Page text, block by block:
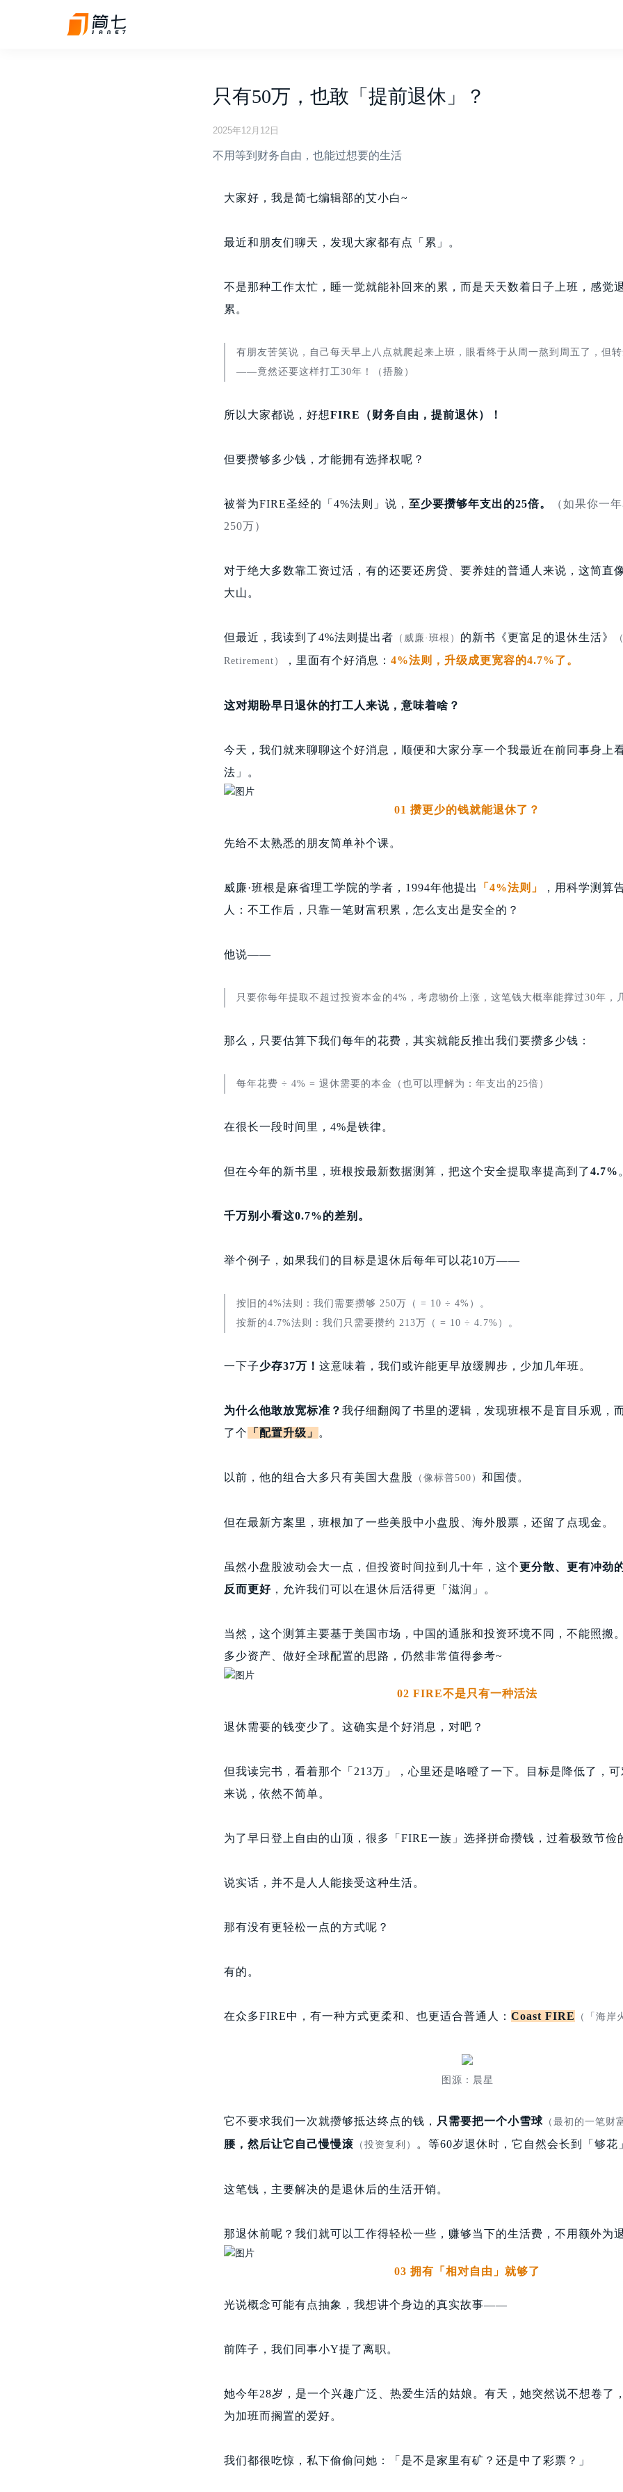
只有50万，也敢「提前退休」？
2025年12月12日
不用等到财务自由，也能过想要的生活
大家好，我是简七编辑部的艾小白~
最近和朋友们聊天，发现大家都有点「累」。
不是那种工作太忙，睡一觉就能补回来的累，而是天天数着日子上班，感觉
累。
有朋友苦笑说，自己每天早上八点就爬起来上班，眼看终于从周一熬到周五了，但
——竟然还要这样打工30年！（捂脸）
所以大家都说，好想FIRE（财务自由，提前退休）！
但要攒够多少钱，才能拥有选择权呢？
被誉为FIRE圣经的「4%法则」说， 至少要攒够年支出的25倍。
（如果你一
250万）
对于绝大多数靠工资过活，有的还要还房贷、要养娃的普通人来说，这简直
大山。
但最近，我读到了4%法则提出者 （ 威廉·班根 ） 的新书《更富足的退休生活》
Retirement） ，里面有个好消息： 4%法则，升级成更宽容的4.7%了。
这对期盼早日退休的打工人来说，意味着啥？
今天，我们就来聊聊这个好消息，顺便和大家分享一个我最近在前同事身上
法」。
01 攒更少的钱就能退休了？
先给不太熟悉的朋友简单补个课。
威廉·班根是麻省理工学院的学者，1994年他提出 「4%法则」
，用科学测算
人：不工作后，只靠一笔财富积累，怎么支出是安全的？
他说——
只要你每年提取不超过投资本金的4%，考虑物价上涨，这笔钱大概率能撑过30年，
那么，只要估算下我们每年的花费，其实就能反推出我们要攒多少钱：
每年花费 ÷ 4% = 退休需要的本金（也可以理解为：年支出的25倍）
在很长一段时间里，4%是铁律。
但在今年的新书里，班根按最新数据测算，把这个安全提取率提高到了4.7%
千万别小看这0.7%的差别。
举个例子，如果我们的目标是退休后每年可以花10万——
按旧的4%法则：我们需要攒够 250万（ = 10 ÷ 4%）。
按新的4.7%法则：我们只需要攒约 213万（ = 10 ÷ 4.7%）。
一下子少存37万！ 这意味着，我们或许能更早放缓脚步，少加几年班。
为什么他敢放宽标准？ 我仔细翻阅了书里的逻辑，发现班根不是盲目乐观，
了个
「配置升级」 。
以前，他的组合大多只有美国大盘股 （像标普500） 和国债。
但在最新方案里，班根加了一些美股中小盘股、海外股票，还留了点现金。
虽然小盘股波动会大一点，但投资时间拉到几十年，这个更分散、更有冲劲
反而更好 ，允许我们可以在退休后活得更「滋润」。
当然，这个测算主要基于美国市场，中国的通胀和投资环境不同，不能照搬
多少资产、做好全球配置的思路，仍然非常值得参考~
02 FIRE不是只有一种活法
退休需要的钱变少了。这确实是个好消息，对吧？
但我读完书，看着那个「213万」，心里还是咯噔了一下。目标是降低了，可
来说，依然不简单。
为了早日登上自由的山顶，很多「FIRE一族」选择拼命攒钱，过着极致节俭
说实话，并不是人人能接受这种生活。
那有没有更轻松一点的方式呢？
有的。
在众多FIRE中，有一种方式更柔和、也更适合普通人： Coast FIRE （「海岸
图源：晨星
它不要求我们一次就攒够抵达终点的钱， 只需要把一个小雪球 （最初的一笔财
腰，然后让它自己慢慢滚 （投资复利） 。等60岁退休时，它自然会长到 「 够花
这笔钱，主要解决的是退休后的生活开销。
那退休前呢？我们就可以工作得轻松一些，赚够当下的生活费，不用额外为
03 拥有「相对自由」就够了
光说概念可能有点抽象，我想讲个身边的真实故事——
前阵子，我们同事小Y提了离职。
她今年28岁，是一个兴趣广泛、热爱生活的姑娘。有天，她突然说不想卷了
为加班而搁置的爱好。
我们都很吃惊，私下偷偷问她：「是不是家里有矿？还是中了彩票？」